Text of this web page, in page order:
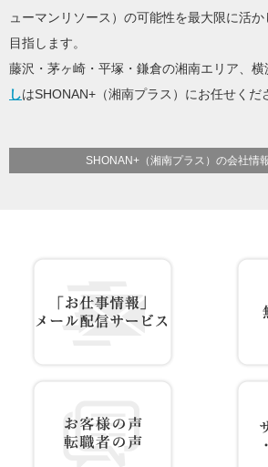
ューマンリソース）の可能性を最大限に活
目指します。
藤沢・茅ヶ崎・平塚・鎌倉の湘南エリア、横
しはSHONAN+（湘南プラス）にお任せくだ
SHONAN+（湘南プラス）の会社情